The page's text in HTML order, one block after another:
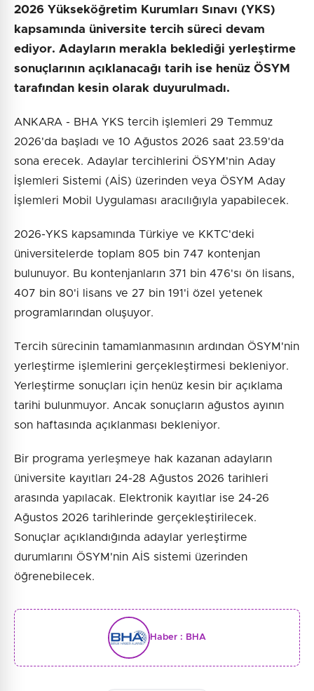
2026 Yükseköğretim Kurumları Sınavı (YKS)
kapsamında üniversite tercih süreci devam
ediyor. Adayların merakla beklediği yerleştirme
sonuçlarının açıklanacağı tarih ise henüz ÖSYM
tarafından kesin olarak duyurulmadı.
ANKARA - BHA YKS tercih işlemleri 29 Temmuz
2026'da başladı ve 10 Ağustos 2026 saat 23.59'da
sona erecek. Adaylar tercihlerini ÖSYM'nin Aday
İşlemleri Sistemi (AİS) üzerinden veya ÖSYM Aday
İşlemleri Mobil Uygulaması aracılığıyla yapabilecek.
2026-YKS kapsamında Türkiye ve KKTC'deki
üniversitelerde toplam 805 bin 747 kontenjan
bulunuyor. Bu kontenjanların 371 bin 476'sı ön lisans,
407 bin 80'i lisans ve 27 bin 191'i özel yetenek
programlarından oluşuyor.
Tercih sürecinin tamamlanmasının ardından ÖSYM'nin
yerleştirme işlemlerini gerçekleştirmesi bekleniyor.
Yerleştirme sonuçları için henüz kesin bir açıklama
tarihi bulunmuyor. Ancak sonuçların ağustos ayının
son haftasında açıklanması bekleniyor.
Bir programa yerleşmeye hak kazanan adayların
üniversite kayıtları 24-28 Ağustos 2026 tarihleri
arasında yapılacak. Elektronik kayıtlar ise 24-26
Ağustos 2026 tarihlerinde gerçekleştirilecek.
Sonuçlar açıklandığında adaylar yerleştirme
durumlarını ÖSYM'nin AİS sistemi üzerinden
öğrenebilecek.
Haber : BHA